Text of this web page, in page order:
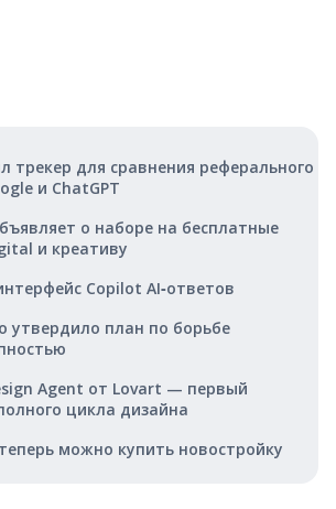
трекер для сравнения реферального
и ChatGPT
о наборе на бесплатные
и креативу
Copilot AI‑ответов
утвердило план по борьбе
Agent от Lovart — первый
цикла дизайна
можно купить новостройку